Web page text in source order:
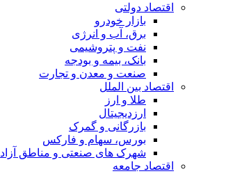
اقتصاد دولتی
بازار خودرو
برق، آب و انرژی
نفت و پتروشیمی
بانک، بیمه و بودجه
صنعت و معدن و تجارت
اقتصاد بین الملل
طلا و ارز
ارزدیجیتال
بازرگانی و گمرک
بورس، سهام و فارکس
شهرک های صنعتی و مناطق آزاد
اقتصاد جامعه